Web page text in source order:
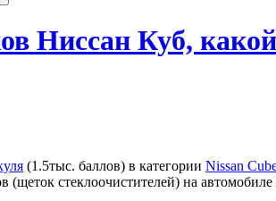
Ниссан Куб,
(1.5тыс. баллов) в категории Nissan
(щеток стеклоочистителей) на автомобиле